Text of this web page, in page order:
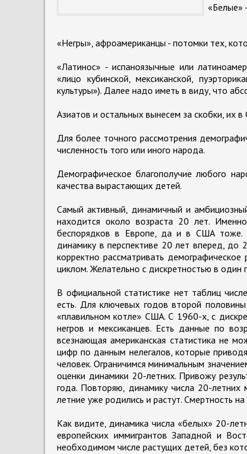
«Белые»
«Негры», афроамериканцы - потомки тех,
«Латинос» - испаноязычные или
«лицо кубинской, мексиканской,
культуры»). Далее надо иметь в виду, что
Азиатов и остальных вынесем за скобки, их
Для более точного рассмотрения
численность того или иного народа.
Демографическое благополучие любого
качества вырастающих детей.
Самый активный, динамичный и
находится около возраста 20 лет.
беспорядков в Европе, да и в США тоже.
динамику в перспективе 20 лет вперед,
корректно рассматривать
циклом. Желательно с дискретностью в
В официальной статистике нет таблиц
есть. Для ключевых годов второй
«плавильном котле» США. С 1960-х, с
негров и мексиканцев. Есть данные по
всезнающая американская статистика не
цифр по данным нелегалов, которые
человек. Ограничимся минимальным
оценки динамики 20-летних. Привожу
года. Повторяю, динамику числа 20-
летние уже родились и растут. Смертность
Как видите, динамика числа «белых» 20-
европейских иммигрантов Западной и
необходимом числе растущих детей, без